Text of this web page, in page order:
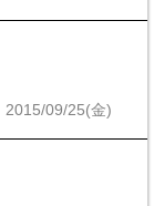
2015/09/25(金)